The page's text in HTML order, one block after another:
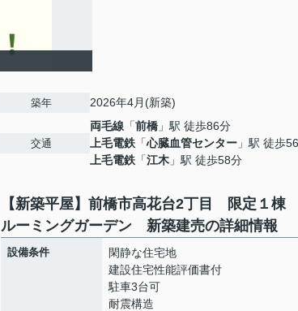
築年 2026年4月(新築)
交通
両毛線 「前橋 」駅 徒歩86分
上毛電鉄 「心臓血管センター 」駅 徒歩
上毛電鉄 「江木 」駅 徒歩58分
【新築平屋】前橋市高花台2丁目 限定１
ルーミングガーデン 新築建売の詳細情報
設備条件
閑静な住宅地
建設住宅性能評価書付
駐車3台可
耐震構造